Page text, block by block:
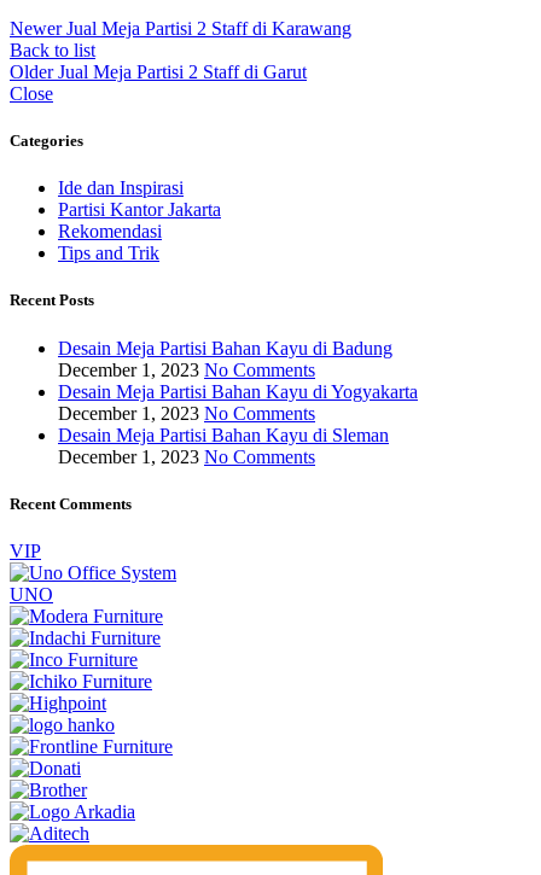
Newer Jual Meja Partisi 2 Staff di Karawang
Back to list
Older Jual Meja Partisi 2 Staff di Garut
Close
Categories
Ide dan Inspirasi
Partisi Kantor Jakarta
Rekomendasi
Tips and Trik
Recent Posts
Desain Meja Partisi Bahan Kayu di Badung
December 1, 2023 No Comments
Desain Meja Partisi Bahan Kayu di Yogyakarta
December 1, 2023 No Comments
Desain Meja Partisi Bahan Kayu di Sleman
December 1, 2023 No Comments
Recent Comments
VIP
UNO